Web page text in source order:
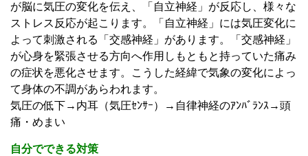
が脳に気圧の変化を伝え、「自立神経」が反応し、様々な
ストレス反応が起こります。「自立神経」には気圧変化に
よって刺激される「交感神経」があります。「交感神経」
が心身を緊張させる方向へ作用しもともと持っていた痛み
の症状を悪化させます。こうした経緯で気象の変化によっ
て身体の不調があらわれます。
気圧の低下→内耳（気圧ｾﾝｻｰ）→自律神経のｱﾝﾊﾞﾗﾝｽ→頭
痛・めまい
自分でできる対策